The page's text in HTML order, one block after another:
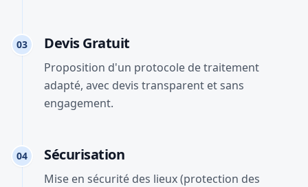
03 Devis Gratuit
Proposition d'un protocole de traitement
adapté, avec devis transparent et sans
engagement.
04 Sécurisation
Mise en sécurité des lieux (protection des